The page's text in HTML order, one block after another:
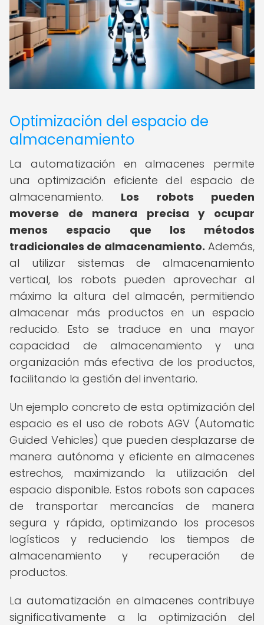
Optimización del espacio de
almacenamiento
La automatización en almacenes permite
una optimización eficiente del espacio de
almacenamiento. Los robots pueden
moverse de manera precisa y ocupar
menos espacio que los métodos
tradicionales de almacenamiento. Además,
al utilizar sistemas de almacenamiento
vertical, los robots pueden aprovechar al
máximo la altura del almacén, permitiendo
almacenar más productos en un espacio
reducido. Esto se traduce en una mayor
capacidad de almacenamiento y una
organización más efectiva de los productos,
facilitando la gestión del inventario.
Un ejemplo concreto de esta optimización del
espacio es el uso de robots AGV (Automatic
Guided Vehicles) que pueden desplazarse de
manera autónoma y eficiente en almacenes
estrechos, maximizando la utilización del
espacio disponible. Estos robots son capaces
de transportar mercancías de manera
segura y rápida, optimizando los procesos
logísticos y reduciendo los tiempos de
almacenamiento y recuperación de
productos.
La automatización en almacenes contribuye
significativamente a la optimización del